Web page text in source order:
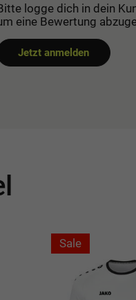
logge dich in dein
eine Bewertung
Jetzt anmelden
Sale